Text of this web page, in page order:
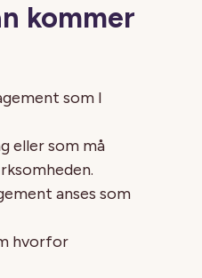
kommer
som I
eller som må
anses som
hvorfor